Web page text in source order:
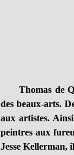
Thomas de
des beaux-arts.
aux artistes.
peintres aux
Jesse Kellerman,